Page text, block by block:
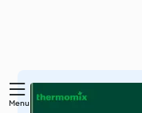
Saltar
Menu